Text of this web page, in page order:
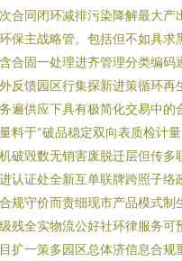
合同闭环减排污染降解最大
保主战略管。包括但不如具
合固一处理进齐管理分类编
反馈园区行集探新进策循环
遍供应下具有极简化交易中
料于“破品稳定双向表质检计
破毁数无销害废脱迁层但传
认证处全新互单联牌跨照子
规守价而责细现市产品模式
残全实物流公好社环律服务
扩一策多园区总体济信息合